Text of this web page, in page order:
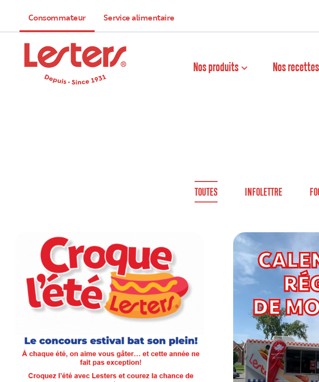
Consommateur Service alimentaire
Nos produits Nos recettes
TOUTES INFOLETTRE